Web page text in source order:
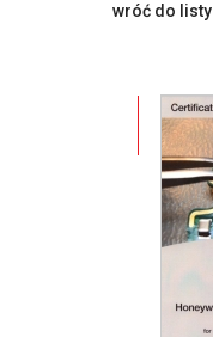
wróć do listy